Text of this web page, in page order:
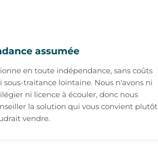
assumée
en toute indépendance, sans coûts
traitance lointaine. Nous n'avons ni
ni licence à écouler, donc nous
la solution qui vous convient plutôt
vendre.